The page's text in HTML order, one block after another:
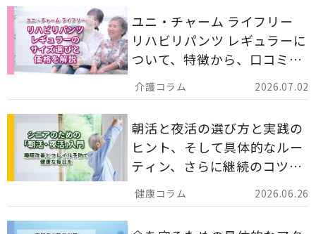
2026.07.02
ユニ・チャーム ライフリー
リハビリパンツ レギュラーに
ついて、特徴から、口コミ、
災害備蓄としての活用法まで
分かりやすく解説します。
2026.06.26
朝活と夜活の選び方と実践の
ヒント、そして具体的なルー
ティン、さらに継続のコツま
でを詳しくご紹介します。